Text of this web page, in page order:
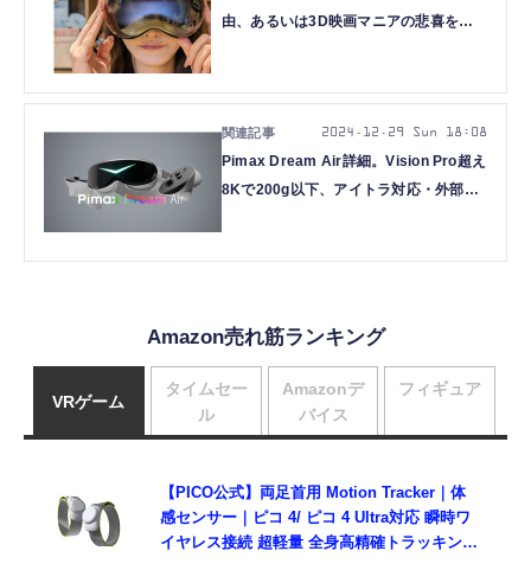
由、あるいは3D映画マニアの悲喜を長
Pimax Dream Air詳細。Vision Pro超え
8Kで200g以下、アイトラ対応・外部ス
2024.12.29 Sun 18:08
Amazon売れ筋ランキング
VRゲーム
【PICO公式】両足首用 Motion Tracker｜体
感センサー｜ピコ 4/ ピコ 4 Ultra対応 瞬時ワ
イヤレス接続 超軽量 全身高精確トラッキング
タイムセー
ル
Amazonデ
バイス
フィギュア